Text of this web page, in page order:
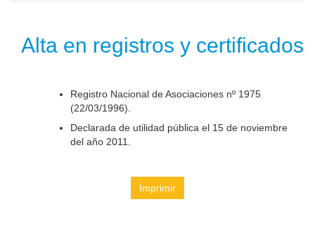
Alta en registros y certificados
Registro Nacional de Asociaciones nº 1975
(22/03/1996).
Declarada de utilidad pública el 15 de noviembre
del año 2011.
Imprimir